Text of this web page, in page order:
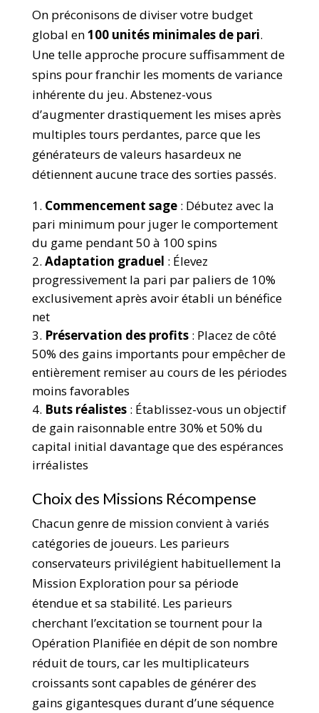
On préconisons de diviser votre budget
global en100 unités minimales de pari.
Une telle approche procure suffisamment de
spins pour franchir les moments de variance
inhérente du jeu. Abstenez-vous
d’augmenter drastiquement les mises après
multiples tours perdantes, parce que les
générateurs de valeurs hasardeux ne
détiennent aucune trace des sorties passés.
Commencement sage: Débutez avec la
pari minimum pour juger le comportement
du game pendant 50 à 100 spins
Adaptation graduel : Élevez
progressivement la pari par paliers de 10%
exclusivement après avoir établi un bénéfice
net
Préservation des profits: Placez de côté
50% des gains importants pour empêcher de
entièrement remiser au cours de les périodes
moins favorables
Buts réalistes: Établissez-vous un objectif
de gain raisonnable entre 30% et 50% du
capital initial davantage que des espérances
irréalistes
Choix des Missions Récompense
Chacun genre de mission convient à variés
catégories de joueurs. Les parieurs
conservateurs privilégient habituellement la
Mission Exploration pour sa période
étendue et sa stabilité. Les parieurs
cherchant l’excitation se tournent pour la
Opération Planifiée en dépit de son nombre
réduit de tours, car les multiplicateurs
croissants sont capables de générer des
gains gigantesques durant d’une séquence